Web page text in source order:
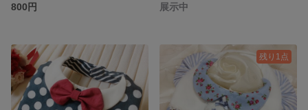
800円
展示中
残り1点